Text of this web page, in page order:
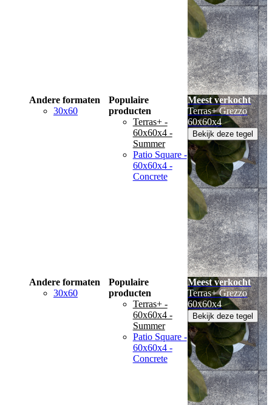
Andere formaten
30x60
Populaire
producten
Terras+ -
60x60x4 -
Summer
Patio Square -
60x60x4 -
Concrete
Meest verkocht
Terras+ Grezzo
60x60x4
Bekijk deze tegel
Andere formaten
30x60
Populaire
producten
Terras+ -
60x60x4 -
Summer
Patio Square -
60x60x4 -
Concrete
Meest verkocht
Terras+ Grezzo
60x60x4
Bekijk deze tegel